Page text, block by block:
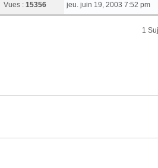
Vues : 15356
jeu. juin 19, 2003 7:52 pm
1